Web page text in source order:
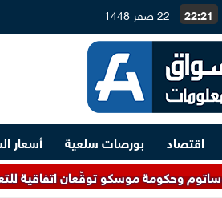
22:21 22 صفر 1448
اقتصاد بورصات سلعية أسعار
موسكو توقّعان اتفاقية للتعاون في